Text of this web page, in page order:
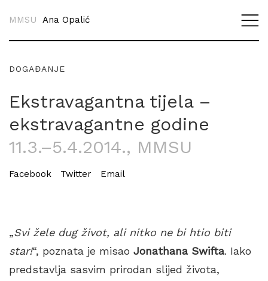
MMSU Ana Opalić
DOGAĐANJE
Ekstravagantna tijela –
ekstravagantne godine
11.3.–5.4.2014., MMSU
Facebook Twitter Email
„Svi žele dug život, ali nitko ne bi htio biti
star!“, poznata je misao Jonathana Swifta. Iako
predstavlja sasvim prirodan slijed života,